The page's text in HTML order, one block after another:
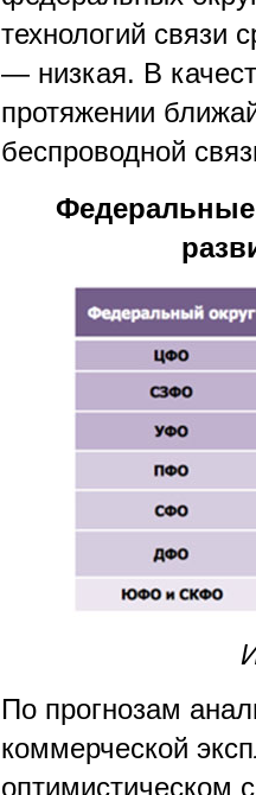
технологий
— низкая. В
протяжении
беспроводной
Федеральные
По прогнозам
коммерческой
оптимистическом